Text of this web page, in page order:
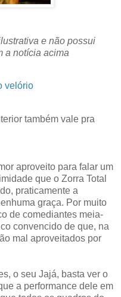
e não possui
a notícia acima
velório
também vale pra
aproveito para falar um
que o Zorra Total
praticamente a
graça. Por muito
de comediantes meia-
convencido de que, na
mal aproveitados por
o seu Jajá, basta ver o
a performance dele em